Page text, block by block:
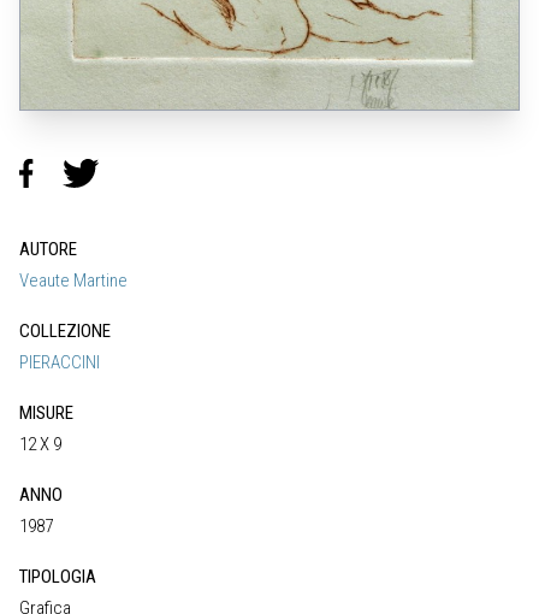
AUTORE
Veaute Martine
COLLEZIONE
PIERACCINI
MISURE
12 X 9
ANNO
1987
TIPOLOGIA
Grafica